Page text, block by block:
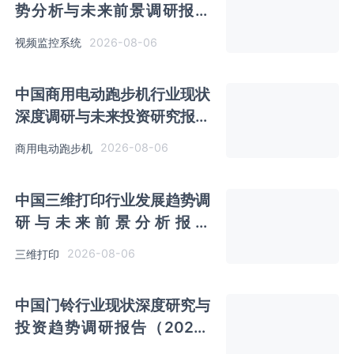
势分析与未来前景调研报告
（2026-2033年）
视频监控系统 2026-08-06
中国商用电动跑步机行业现状
深度调研与未来投资研究报告
（2026-2033年）
商用电动跑步机 2026-08-06
中国三维打印行业发展趋势调
研与未来前景分析报告
三维打印 2026-08-06
中国门铃行业现状深度研究与
投资趋势调研报告（2026-